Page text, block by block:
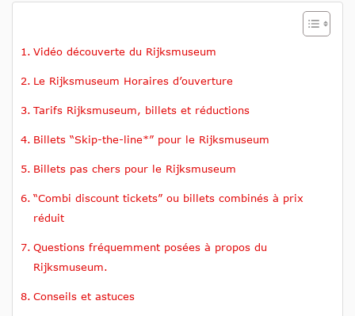
Vidéo découverte du Rijksmuseum
Le Rijksmuseum Horaires d’ouverture
Tarifs Rijksmuseum, billets et réductions
Billets “Skip-the-line*” pour le Rijksmuseum
Billets pas chers pour le Rijksmuseum
“Combi discount tickets” ou billets combinés à prix
réduit
Questions fréquemment posées à propos du
Rijksmuseum.
Conseils et astuces